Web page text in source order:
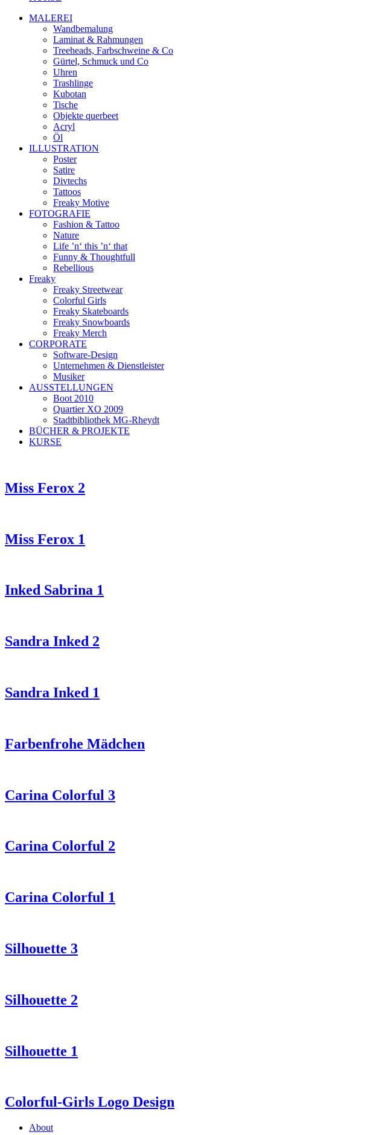
MALEREI
Wandbemalung
Laminat & Rahmungen
Treeheads, Farbschweine & Co
Gürtel, Schmuck und Co
Uhren
Trashlinge
Kubotan
Tische
Objekte querbeet
Acryl
Öl
ILLUSTRATION
Poster
Satire
Divtechs
Tattoos
Freaky Motive
FOTOGRAFIE
Fashion & Tattoo
Nature
Life ’n‘ this ’n‘ that
Funny & Thoughtfull
Rebellious
Freaky
Freaky Streetwear
Colorful Girls
Freaky Skateboards
Freaky Snowboards
Freaky Merch
CORPORATE
Software-Design
Unternehmen & Dienstleister
Musiker
AUSSTELLUNGEN
Boot 2010
Quartier XO 2009
Stadtbibliothek MG-Rheydt
BÜCHER & PROJEKTE
KURSE
Miss Ferox 2
Miss Ferox 1
Inked Sabrina 1
Sandra Inked 2
Sandra Inked 1
Farbenfrohe Mädchen
Carina Colorful 3
Carina Colorful 2
Carina Colorful 1
Silhouette 3
Silhouette 2
Silhouette 1
Colorful-Girls Logo Design
About